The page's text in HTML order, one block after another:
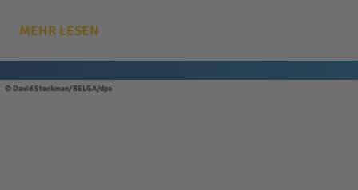
MEHR LESEN
David Stockman/BELGA/dpa